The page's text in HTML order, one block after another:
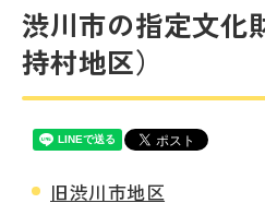
渋川市の指定文化
持村地区）
旧渋川市地区